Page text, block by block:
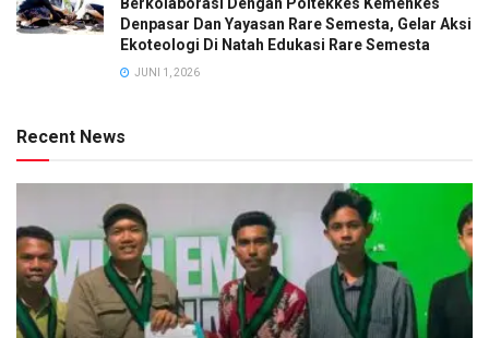
Berkolaborasi Dengan Poltekkes Kemenkes
Denpasar Dan Yayasan Rare Semesta, Gelar Aksi
Ekoteologi Di Natah Edukasi Rare Semesta
JUNI 1, 2026
Recent News